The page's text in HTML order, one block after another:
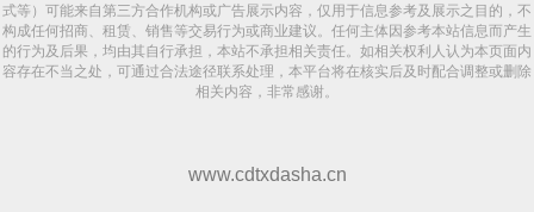
式等）可能来自第三方合作机构或广告展示内容，仅用于信息参考及展示之目的，不
构成任何招商、租赁、销售等交易行为或商业建议。任何主体因参考本站信息而产生
的行为及后果，均由其自行承担，本站不承担相关责任。如相关权利人认为本页面内
容存在不当之处，可通过合法途径联系处理，本平台将在核实后及时配合调整或删除
相关内容，非常感谢。
www.cdtxdasha.cn